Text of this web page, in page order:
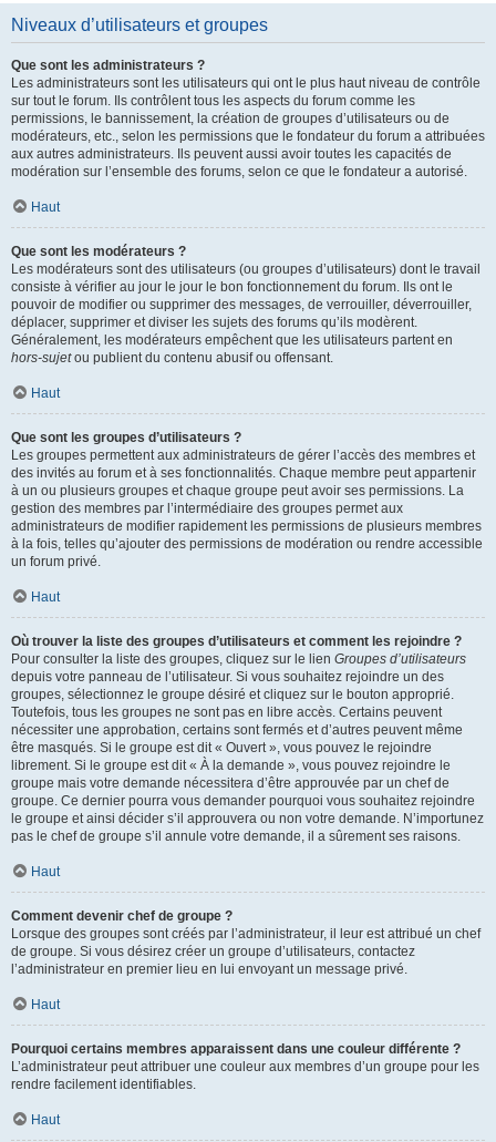
Niveaux d’utilisateurs et groupes
Que sont les administrateurs ?
Les administrateurs sont les utilisateurs qui ont le plus haut niveau de contrôle
sur tout le forum. Ils contrôlent tous les aspects du forum comme les
permissions, le bannissement, la création de groupes d’utilisateurs ou de
modérateurs, etc., selon les permissions que le fondateur du forum a attribuées
aux autres administrateurs. Ils peuvent aussi avoir toutes les capacités de
modération sur l’ensemble des forums, selon ce que le fondateur a autorisé.
Haut
Que sont les modérateurs ?
Les modérateurs sont des utilisateurs (ou groupes d’utilisateurs) dont le travail
consiste à vérifier au jour le jour le bon fonctionnement du forum. Ils ont le
pouvoir de modifier ou supprimer des messages, de verrouiller, déverrouiller,
déplacer, supprimer et diviser les sujets des forums qu’ils modèrent.
Généralement, les modérateurs empêchent que les utilisateurs partent en
hors-sujetou publient du contenu abusif ou offensant.
Haut
Que sont les groupes d’utilisateurs ?
Les groupes permettent aux administrateurs de gérer l’accès des membres et
des invités au forum et à ses fonctionnalités. Chaque membre peut appartenir
à un ou plusieurs groupes et chaque groupe peut avoir ses permissions. La
gestion des membres par l’intermédiaire des groupes permet aux
administrateurs de modifier rapidement les permissions de plusieurs membres
à la fois, telles qu’ajouter des permissions de modération ou rendre accessible
un forum privé.
Haut
Où trouver la liste des groupes d’utilisateurs et comment les rejoindre ?
Pour consulter la liste des groupes, cliquez sur le lien Groupes d’utilisateurs
depuis votre panneau de l’utilisateur. Si vous souhaitez rejoindre un des
groupes, sélectionnez le groupe désiré et cliquez sur le bouton approprié.
Toutefois, tous les groupes ne sont pas en libre accès. Certains peuvent
nécessiter une approbation, certains sont fermés et d’autres peuvent même
être masqués. Si le groupe est dit « Ouvert », vous pouvez le rejoindre
librement. Si le groupe est dit « À la demande », vous pouvez rejoindre le
groupe mais votre demande nécessitera d’être approuvée par un chef de
groupe. Ce dernier pourra vous demander pourquoi vous souhaitez rejoindre
le groupe et ainsi décider s’il approuvera ou non votre demande. N’importunez
pas le chef de groupe s’il annule votre demande, il a sûrement ses raisons.
Haut
Comment devenir chef de groupe ?
Lorsque des groupes sont créés par l’administrateur, il leur est attribué un chef
de groupe. Si vous désirez créer un groupe d’utilisateurs, contactez
l’administrateur en premier lieu en lui envoyant un message privé.
Haut
Pourquoi certains membres apparaissent dans une couleur différente ?
L’administrateur peut attribuer une couleur aux membres d’un groupe pour les
rendre facilement identifiables.
Haut